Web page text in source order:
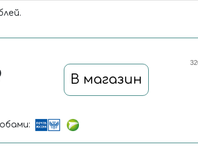
В магазин